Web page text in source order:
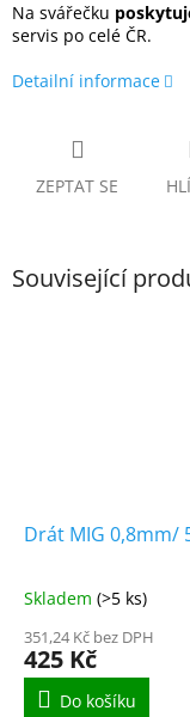
Na svářečku
servis po celé ČR.
Detailní informace
ZEPTAT SE
Související
Drát MIG 0,8mm/
Skladem (>5 ks)
351,24 Kč bez DPH
425 Kč
Do košíku